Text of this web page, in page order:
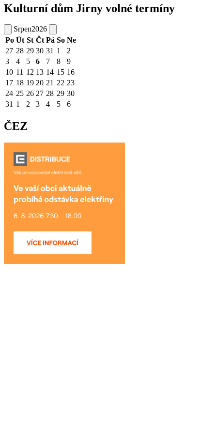
Kulturní dům Jirny volné termíny
Srpen2026
Po Út St Čt Pá So Ne
27 28 29 30 31 1
2
3
4 5 6 7 8
9
10 11 12 13 14 15 16
17 18 19 20 21 22 23
24 25 26 27 28 29 30
31 1 2 3 4 5 6
ČEZ